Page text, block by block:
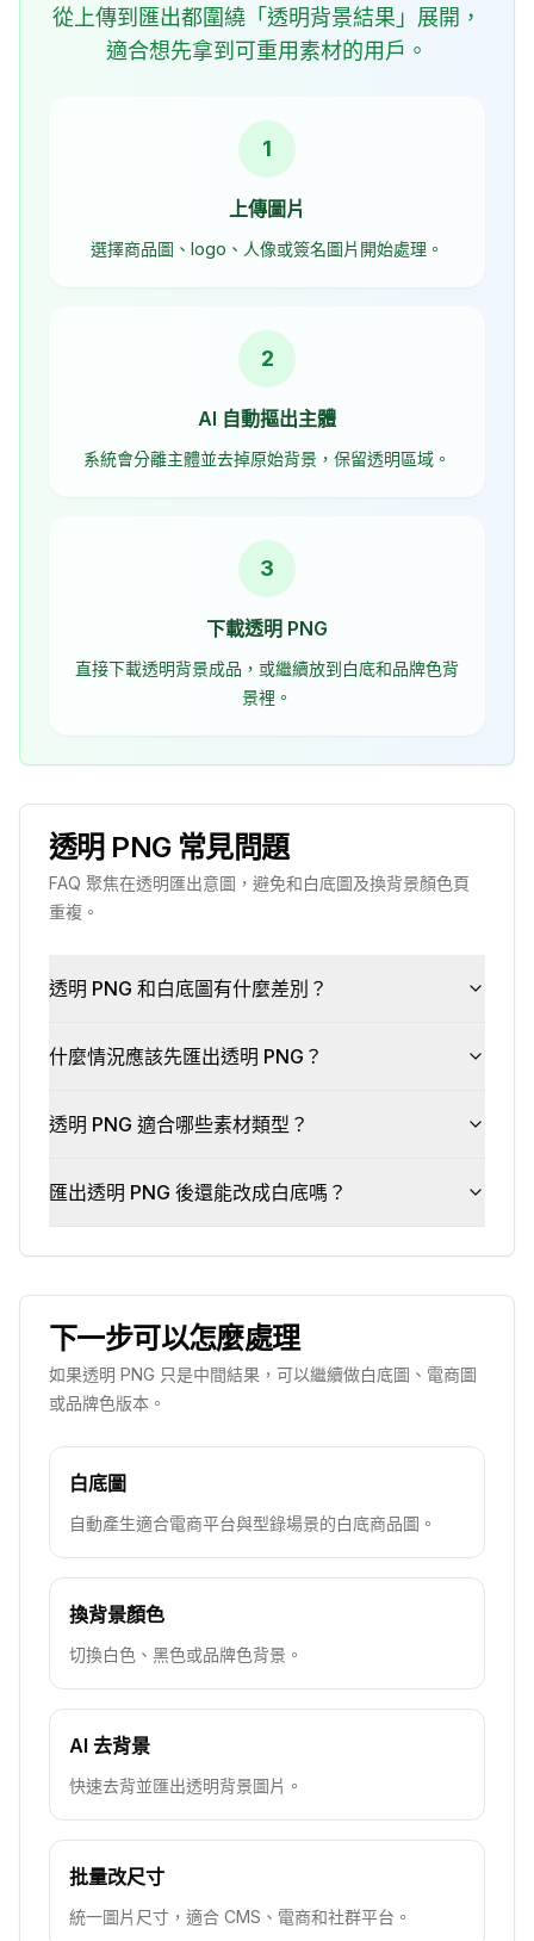
從上傳到匯出都圍繞「透明背景結果」展開，
適合想先拿到可重用素材的用戶。
1
上傳圖片
選擇商品圖、logo、人像或簽名圖片開始處理。
2
AI 自動摳出主體
系統會分離主體並去掉原始背景，保留透明區域。
3
下載透明 PNG
直接下載透明背景成品，或繼續放到白底和品牌色背
景裡。
透明 PNG 常見問題
FAQ 聚焦在透明匯出意圖，避免和白底圖及換背景顏色頁
重複。
透明 PNG 和白底圖有什麼差別？
什麼情況應該先匯出透明 PNG？
透明 PNG 適合哪些素材類型？
匯出透明 PNG 後還能改成白底嗎？
下一步可以怎麼處理
如果透明 PNG 只是中間結果，可以繼續做白底圖、電商圖
或品牌色版本。
白底圖
自動產生適合電商平台與型錄場景的白底商品圖。
換背景顏色
切換白色、黑色或品牌色背景。
AI 去背景
快速去背並匯出透明背景圖片。
批量改尺寸
統一圖片尺寸，適合 CMS、電商和社群平台。